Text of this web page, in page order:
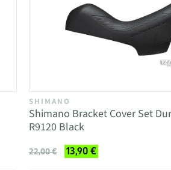
SHIMANO
Shimano Bracket Cover Set
R9120 Black
22,00 € 13,90 €